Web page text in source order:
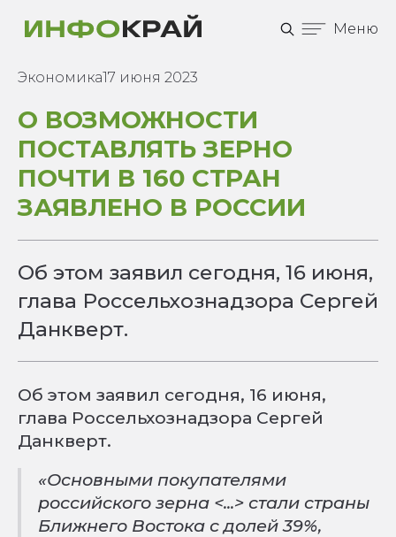
Меню
Экономика17 июня 2023
О ВОЗМОЖНОСТИ
ПОСТАВЛЯТЬ ЗЕРНО
ПОЧТИ В 160 СТРАН
ЗАЯВЛЕНО В РОССИИ
Об этом заявил сегодня, 16 июня,
глава Россельхознадзора Сергей
Данкверт.
Об этом заявил сегодня, 16 июня,
глава Россельхознадзора Сергей
Данкверт.
«Основными покупателями
российского зерна <...> стали страны
Ближнего Востока с долей 39%,